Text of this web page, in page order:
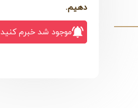
دهیم.
موجود شد خبرم کنید